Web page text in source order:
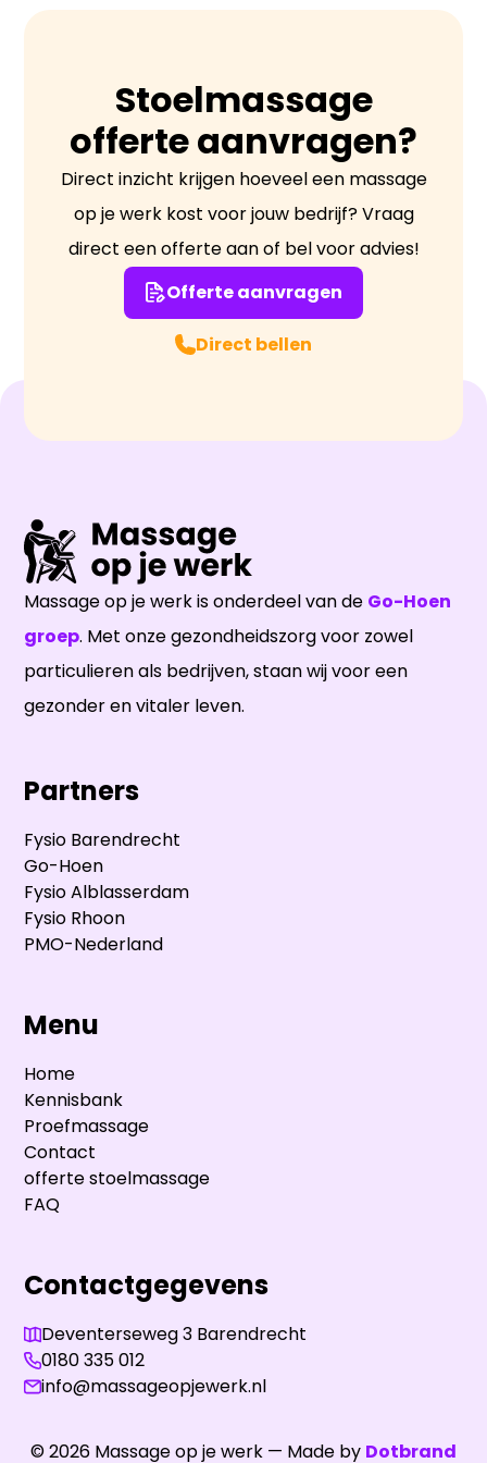
Stoelmassage
offerte aanvragen?
Direct inzicht krijgen hoeveel een massage
op je werk kost voor jouw bedrijf? Vraag
direct een offerte aan of bel voor advies!
Offerte aanvragen
Direct bellen
Massage op je werk is onderdeel van de Go-Hoen
groep. Met onze gezondheidszorg voor zowel
particulieren als bedrijven, staan wij voor een
gezonder en vitaler leven.
Menu
Home
Kennisbank
Proefmassage
Contact
offerte stoelmassage
FAQ
Partners
Fysio Barendrecht
Go-Hoen
Fysio Alblasserdam
Fysio Rhoon
PMO-Nederland
Contactgegevens
Deventerseweg 3 Barendrecht
0180 335 012
info@massageopjewerk.nl
©2026 Massage op je werk — Made by Dotbrand